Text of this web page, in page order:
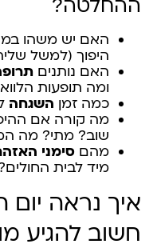
ההחלטה?
האם יש משהו
היפוך (למשל
האם נותנים
ומה תופעות
כמה זמן השגחה
מה קורה אם
שוב? מתי? מה
מהם סימני
מיד לבית
איך נראה
חשוב להגיע